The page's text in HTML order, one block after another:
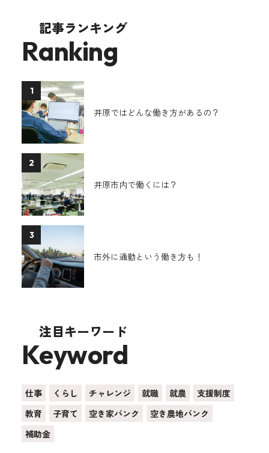
記事ランキング
Ranking
1
井原ではどんな働き方があるの？
2
井原市内で働くには？
3
市外に通勤という働き方も！
注目キーワード
Keyword
仕事 くらし チャレンジ 就職 就農
支援制度
教育
子育て 空き家バンク
空き農地バンク
補助金